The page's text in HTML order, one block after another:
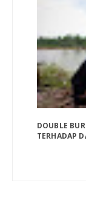
DOUBLE
TERHADAP